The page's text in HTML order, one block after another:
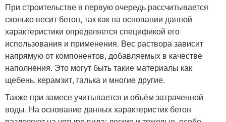
При строительстве в первую очередь рассчитывается
сколько весит бетон, так как на основании данной
характеристики определяется спецификой его
использования и применения. Вес раствора зависит
напрямую от компонентов, добавляемых в качестве
наполнения. Это могут быть такие материалы как
щебень, керамзит, галька и многие другие.
Также при замесе учитывается и объём затраченной
воды. На основание данных характеристик бетон